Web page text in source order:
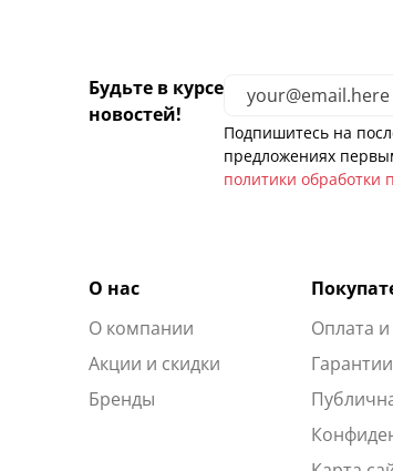
Будьте в курсе
новостей!
Подпишитесь на
предложениях
политики обработки
О нас
О компании
Акции и скидки
Бренды
Оплата и